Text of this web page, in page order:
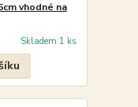
vhodné na
Skladem 1 ks